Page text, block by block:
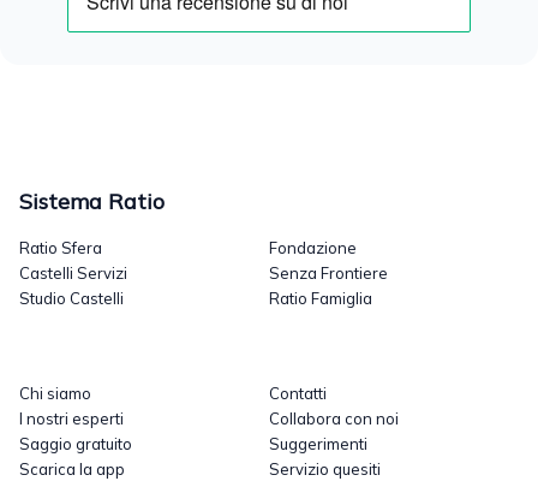
Sistema Ratio
Ratio Sfera
Castelli Servizi
Studio Castelli
Fondazione
Senza Frontiere
Ratio Famiglia
Chi siamo
I nostri esperti
Saggio gratuito
Scarica la app
Contatti
Collabora con noi
Suggerimenti
Servizio quesiti